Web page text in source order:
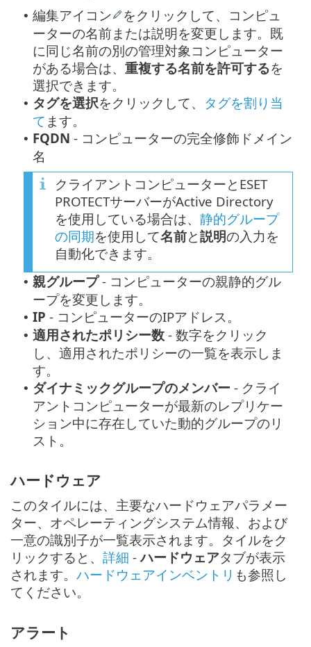
• 編集アイコン
をクリックして、コンピュ
ーターの名前または説明を変更します。既
に同じ名前の別の管理対象コンピューター
がある場合は、 重複する名前を許可するを
選択できます。
• タグを選択をクリックして、 タグを割り当
て ます。
• FQDN - コンピューターの完全修飾ドメイン
名
クライアントコンピューターとESET
PROTECTサーバーがActive Directory
を使用している場合は、 静的グループ
の同期を使用して名前と説明の入力を
自動化できます。
• 親グループ- コンピューターの親静的グル
ープを変更します。
• IP - コンピューターのIPアドレス。
• 適用されたポリシー数 - 数字をクリック
し、適用されたポリシーの一覧を表示しま
す。
• ダイナミックグループのメンバー - クライ
アントコンピューターが最新のレプリケー
ション中に存在していた動的グループのリ
スト。
ハードウェア
このタイルには、主要なハードウェアパラメー
ター、オペレーティングシステム情報、および
一意の識別子が一覧表示されます。タイルをク
リックすると、 詳細 -ハードウェアタブが表示
されます。 ハードウェアインベントリ も参照し
てください。
アラート